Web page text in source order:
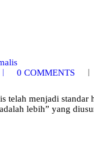
0 COMMENTS
telah menjadi
lebih” yang